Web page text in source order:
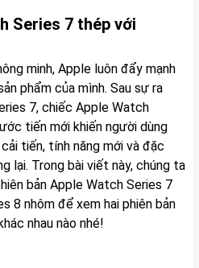
Series 7 thép với
minh, Apple luôn đẩy mạnh
phẩm của mình. Sau sự ra
7, chiếc Apple Watch
tiến mới khiến người dùng
tiến, tính năng mới và đặc
lại. Trong bài viết này, chúng ta
bản Apple Watch Series 7
8 nhôm để xem hai phiên bản
nhau nào nhé!